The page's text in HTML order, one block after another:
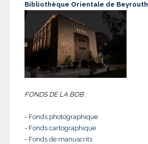
Bibliothèque Orientale de Beyrouth
FONDS DE LA BOB :
- Fonds photographique
- Fonds cartographique
- Fonds de manuscrits